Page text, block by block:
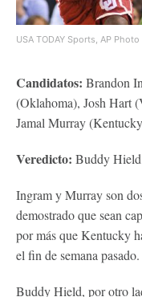
USA TODAY Sports, AP Photo
Candidatos: Brandon
(Oklahoma), Josh Hart
Jamal Murray
Veredicto: Buddy
Ingram y Murray son
demostrado que sean
por más que Kentucky
el fin de semana pasado.
Buddy Hield, por otro